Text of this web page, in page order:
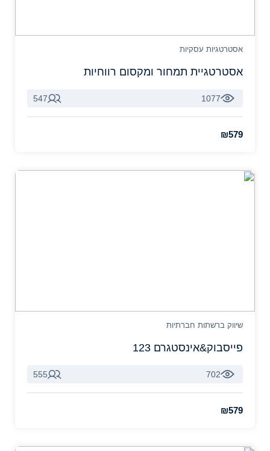
אסטרטגיות עסקיות
אסטרטגיית תמחור ומקסום רווחיות
1077
547
₪579
שיווק ברשתות חברתיות
פייסבוק&אינסטגרם 123
702
555
₪579